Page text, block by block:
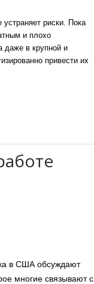
риски. Пока
и плохо
даже в крупной и
привести их
в США обсуждают
многие связывают с